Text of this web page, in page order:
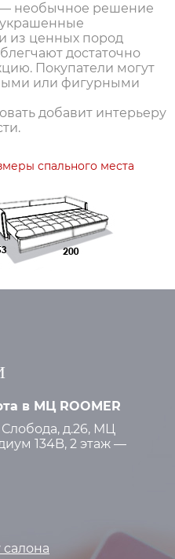
необычное решение
украшенные
из ценных пород
достаточно
Покупатели могут
или фигурными
добавит интерьеру
спального места
в МЦ ROOMER
д.26, МЦ
134B, 2 этаж —